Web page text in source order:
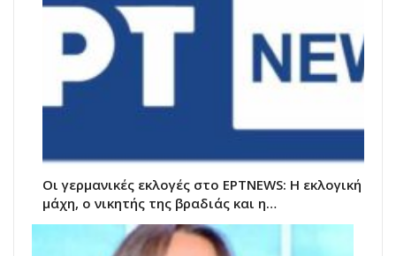
Οι γερμανικές εκλογές στο ΕΡΤNEWS: Η εκλογική
μάχη, ο νικητής της βραδιάς και η…